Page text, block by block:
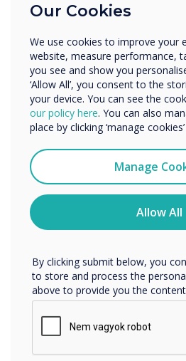
READ NEXT
“
John óriási
nagyon tisztelik
kollégájaként és
barátjaként.
Our Cookies
We use cookies to improve your
website, measure performance,
you see and show you
‘Allow All’, you consent to the
your device. You can see the
our policy here. You can also
place by clicking ‘manage cookies’
Manage
Allow All
Enterprise
Organisation Name
We would like to contact you
services by email, phone, or post.
You may unsubscribe from these
time. For more information on
privacy practices, and how we
protecting and respecting your
By clicking submit below, you
to store and process the
above to provide you the